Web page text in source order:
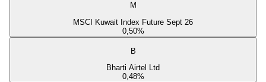
M
MSCI Kuwait Index Future Sept 26
0,50%
B
Bharti Airtel Ltd
0,48%